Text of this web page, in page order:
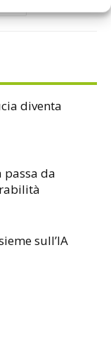
diventa
passa da
sull’IA